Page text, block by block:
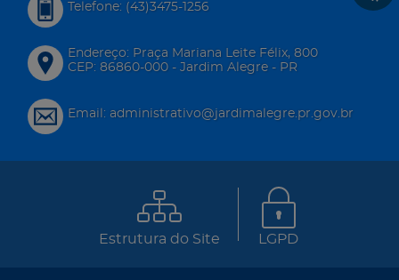
Telefone: (43)3475-1256
Endereço: Praça Mariana Leite Félix, 800
CEP: 86860-000 - Jardim Alegre - PR
Email: administrativo@jardimalegre.pr.gov.br
Estrutura do Site LGPD